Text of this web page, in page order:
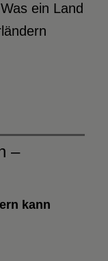
ein Land
–
kann